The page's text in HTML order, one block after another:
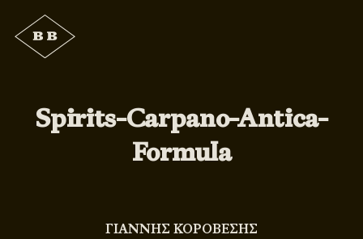
Spirits-Carpano-Antica-
Formula
ΓΙΑΝΝΗΣ ΚΟΡΟΒΕΣΗΣ